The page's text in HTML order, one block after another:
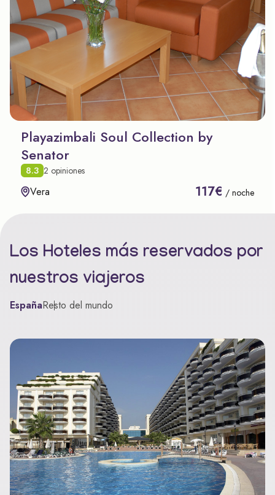
Playazimbali Soul Collection by
Senator
8.3 2 opiniones
Vera 117€ / noche
Los Hoteles más reservados por
nuestros viajeros
EspañaResto del mundo